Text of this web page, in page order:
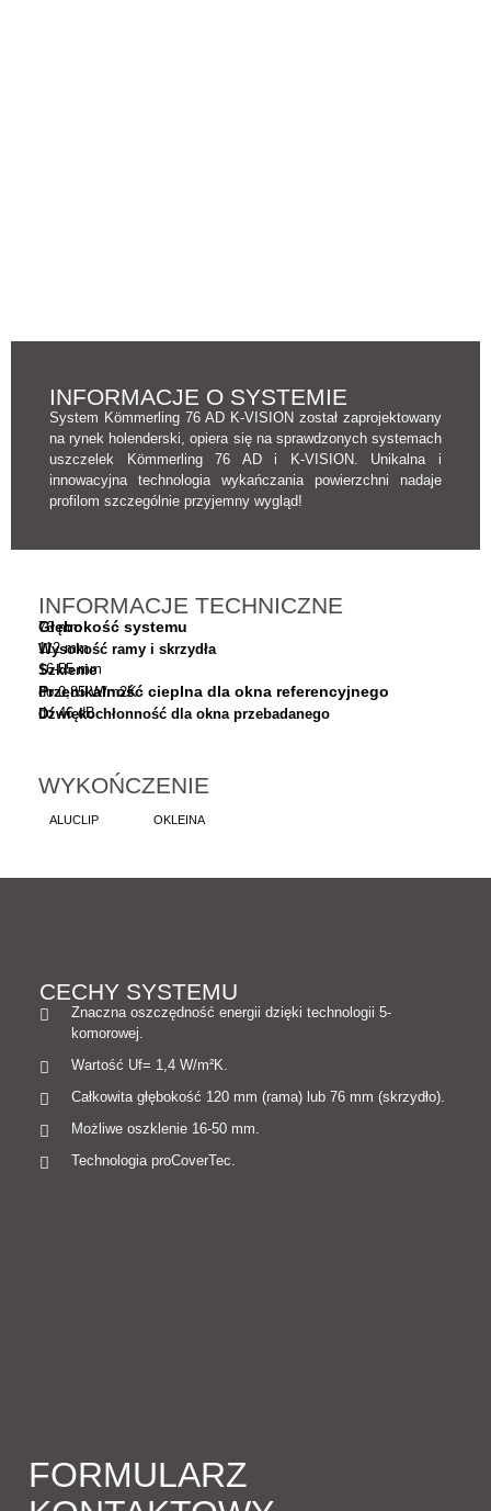
INFORMACJE O SYSTEMIE
System Kömmerling 76 AD K-VISION został zaprojektowany
na rynek holenderski, opiera się na sprawdzonych systemach
uszczelek Kömmerling 76 AD i K-VISION. Unikalna i
innowacyjna technologia wykańczania powierzchni nadaje
profilom szczególnie przyjemny wygląd!
INFORMACJE TECHNICZNE
Głębokość systemu
76 mm
Wysokość ramy i skrzydła
112 mm
Szklenie
16-55 mm
Przenikalność cieplna dla okna referencyjnego
do 0,85 W/m2K
Dźwiękochłonność dla okna przebadanego
do 46 dB
WYKOŃCZENIE
ALUCLIP OKLEINA
CECHY SYSTEMU
Znaczna oszczędność energii dzięki technologii 5-
komorowej.
Wartość Uf= 1,4 W/m²K.
Całkowita głębokość 120 mm (rama) lub 76 mm (skrzydło).
Możliwe oszklenie 16-50 mm.
Technologia proCoverTec.
FORMULARZ